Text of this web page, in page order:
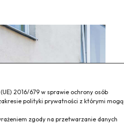
2016/679 w sprawie ochrony osób
polityki prywatności z którymi mogą
zgody na przetwarzanie danych